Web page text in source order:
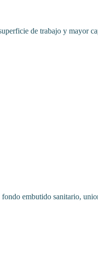
de trabajo y mayor
embutido sanitario,